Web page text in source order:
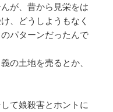
が、昔から見栄をは
、どうしようもなく
パターンだったんで
の土地を売るとか、
て娘殺害とホントに